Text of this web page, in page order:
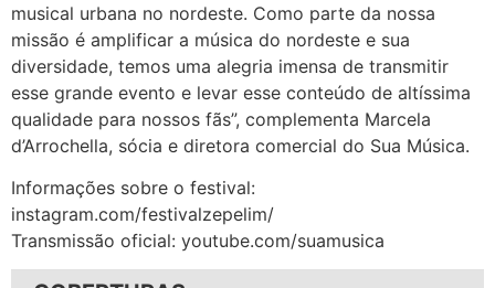
musical urbana no nordeste. Como parte da nossa
missão é amplificar a música do nordeste e sua
diversidade, temos uma alegria imensa de transmitir
esse grande evento e levar esse conteúdo de altíssima
qualidade para nossos fãs”, complementa Marcela
d’Arrochella, sócia e diretora comercial do Sua Música.
Informações sobre o festival:
instagram.com/festivalzepelim/
Transmissão oficial: youtube.com/suamusica